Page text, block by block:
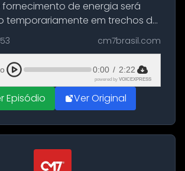
fornecimento de energia será
temporariamente em trechos de
Manaus nesta terça-feira (21).
programada ocorrerá para a
serviços de manuten...
cm7brasil.com
0:00 / 2:22
powered by VOICEXPRESS
Episódio Ver Original